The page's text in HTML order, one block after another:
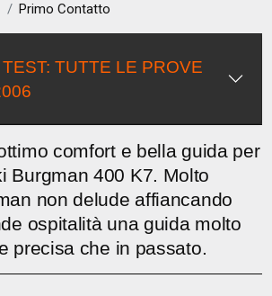
Primo Contatto
TUTTE LE PROVE
comfort e bella guida per
Burgman 400 K7. Molto
non delude affiancando
ospitalità una guida molto
precisa che in passato.